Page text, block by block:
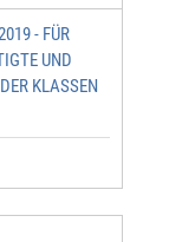
- FÜR
UND
KLASSEN